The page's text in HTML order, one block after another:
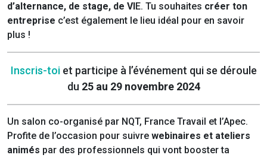
d’alternance, de stage, de VI E. Tu souhaites créer ton
entreprise c’est également le lieu idéal pour en savoir
plus !
Inscris-toiet participe à l’événement qui se déroule
du 25 au 29 novembre 2024
Un salon co-organisé par NQT, France Travail et l’Apec.
Profite de l’occasion pour suivre webinaires et ateliers
animés par des professionnels qui vont booster ta